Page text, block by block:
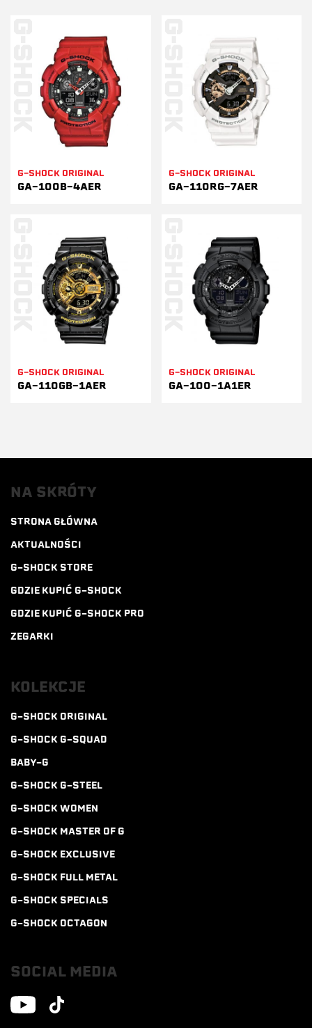
G-SHOCK ORIGINAL
GA-100B-4AER
G-SHOCK ORIGINAL
GA-110RG-7AER
G-SHOCK ORIGINAL
GA-110GB-1AER
G-SHOCK ORIGINAL
GA-100-1A1ER
NA SKRÓTY
STRONA GŁÓWNA
AKTUALNOŚCI
G-SHOCK STORE
GDZIE KUPIĆ G-SHOCK
GDZIE KUPIĆ G-SHOCK PRO
ZEGARKI
KOLEKCJE
G-SHOCK ORIGINAL
G-SHOCK G-SQUAD
BABY-G
G-SHOCK G-STEEL
G-SHOCK WOMEN
G-SHOCK MASTER OF G
G-SHOCK EXCLUSIVE
G-SHOCK FULL METAL
G-SHOCK SPECIALS
G-SHOCK OCTAGON
SOCIAL MEDIA